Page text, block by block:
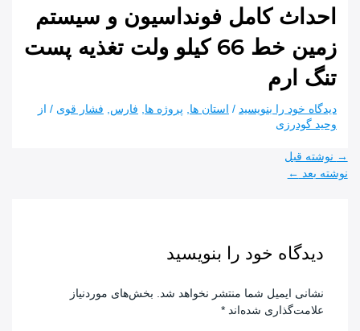
احداث کامل فونداسیون و سیستم
زمین خط 66 کیلو ولت تغذیه پست
تنگ ارم
دیدگاه‌ خود را بنویسید / استان ها پروژه ها فارس فشار قوی / از
وحید گودرزی
راهبری
نوشته
→ نوشته قبل
نوشته بعد ←
دیدگاه‌ خود را بنویسید
نشانی ایمیل شما منتشر نخواهد شد.
بخش‌های موردنیاز
علامت‌گذاری شده‌اند *